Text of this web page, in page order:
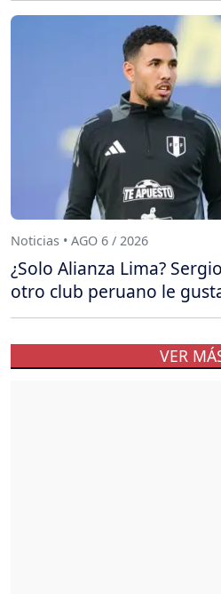
Noticias • AGO 6 / 2026
¿Solo Alianza Lima?
otro club peruano le
VER